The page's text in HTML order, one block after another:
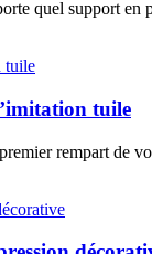
quel support en
tuile
rempart de